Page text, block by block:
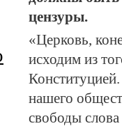
цензуры.
«Церковь,
исходим из
нашего
свободы